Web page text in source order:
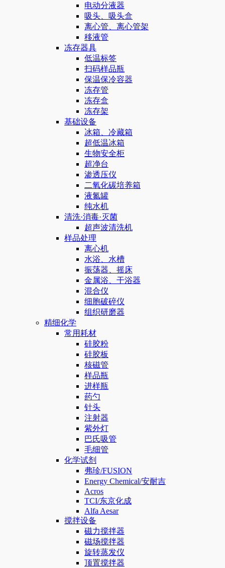
电动分液器
吸头、吸头盒
离心管、离心管架
移液管
冻存器具
低温标签
扫码样品瓶
保温保冷容器
冻存管
冻存盒
冻存架
基础设备
冰箱、冷藏箱
超低温冰箱
生物安全柜
超净台
渗透压仪
二氧化碳培养箱
液氮罐
纯水机
清洗·消毒·灭菌
超声波清洗机
样品处理
离心机
水浴、水槽
振荡器、摇床
金属浴、干浴器
混合仪
细胞破碎仪
组织研磨器
精细化学
常用耗材
硅胶粉
硅胶板
核磁管
样品瓶
进样瓶
药勺
针头
注射器
紫外灯
巴氏吸管
毛细管
化学试剂
弗珍/FUSION
Energy Chemical/安耐吉
Acros
TCI/东京化成
Alfa Aesar
搅拌设备
磁力搅拌器
磁场搅拌器
旋转蒸发仪
顶置搅拌器